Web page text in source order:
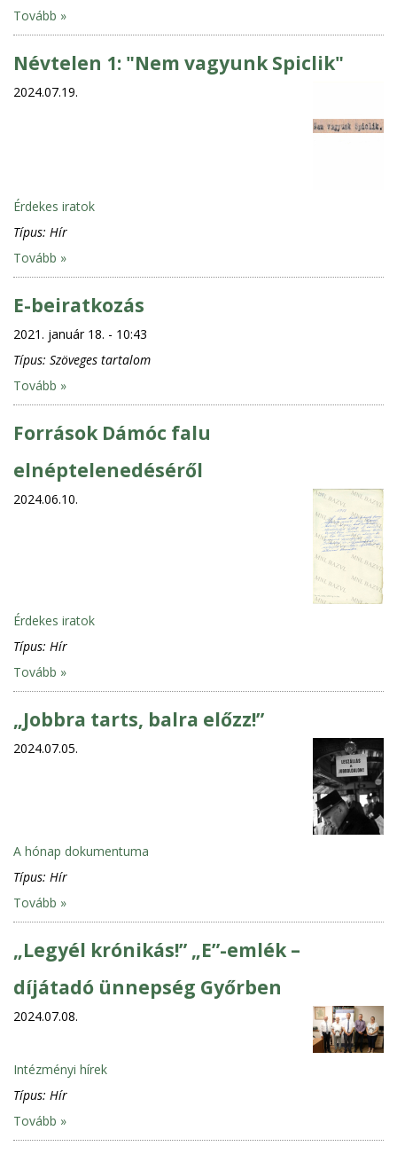
Tovább »
Névtelen 1: "Nem vagyunk Spiclik"
2024.07.19.
Érdekes iratok
Típus: Hír
Tovább »
E-beiratkozás
2021. január 18. - 10:43
Típus: Szöveges tartalom
Tovább »
Források Dámóc falu
elnéptelenedéséről
2024.06.10.
Érdekes iratok
Típus: Hír
Tovább »
„Jobbra tarts, balra előzz!”
2024.07.05.
A hónap dokumentuma
Típus: Hír
Tovább »
„Legyél krónikás!” „E”-emlék –
díjátadó ünnepség Győrben
2024.07.08.
Intézményi hírek
Típus: Hír
Tovább »